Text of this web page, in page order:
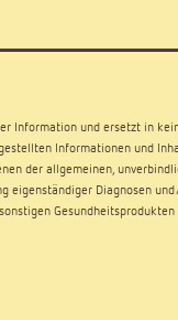
Information und ersetzt in
Informationen und
der allgemeinen,
eigenständiger Diagnosen